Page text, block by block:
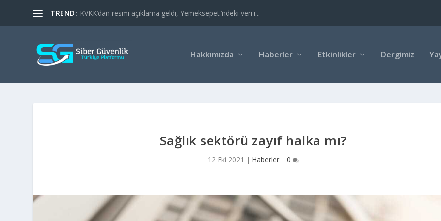
TREND: KVKK’dan resmi açıklama geldi, Yemeksepeti’ndeki veri i...
Hakkımızda Haberler Etkinlikler Dergimiz
Sağlık sektörü zayıf halka mı?
12 Eki 2021 | Haberler |0